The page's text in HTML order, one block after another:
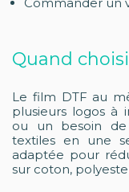
Quand
Le film DTF au
plusieurs logos à
ou un besoin de
textiles en une
adaptée pour
sur coton,